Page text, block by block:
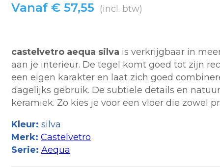
Vanaf € 57,55 (incl. btw)
castelvetro aequa silva is verkrijgbaar in
aan je interieur. De tegel komt goed tot zijn
een eigen karakter en laat zich goed
dagelijks gebruik. De subtiele details en
keramiek. Zo kies je voor een vloer die zowel
Kleur: silva
Merk: Castelvetro
Serie: Aequa